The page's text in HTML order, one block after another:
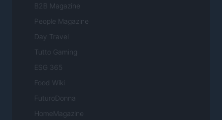
B2B Magazine
People Magazine
Day Travel
Tutto Gaming
ESG 365
Food Wiki
FuturoDonna
HomeMagazine